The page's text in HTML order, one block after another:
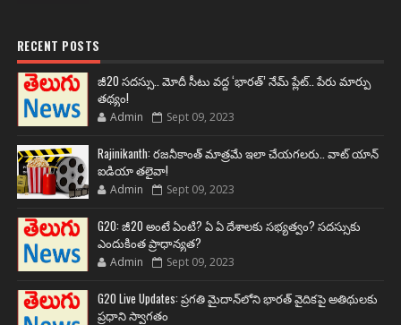
RECENT POSTS
జీ20 సదస్సు.. మోదీ సీటు వద్ద ‘భారత్’ నేమ్ ప్లేట్‌.. పేరు మార్పు
తథ్యం!
Admin Sept 09, 2023
Rajinikanth: రజనీకాంత్ మాత్రమే ఇలా చేయగలరు.. వాట్ యాన్
ఐడియా తలైవా!
Admin Sept 09, 2023
G20: జీ20 అంటే ఏంటి? ఏ ఏ దేశాలకు సభ్యత్వం? సదస్సుకు
ఎందుకింత ప్రాధాన్యత?
Admin Sept 09, 2023
G20 Live Updates: ప్రగతి మైదాన్‌లోని భారత్ వైదికపై అతిథులకు
ప్రధాని స్వాగతం